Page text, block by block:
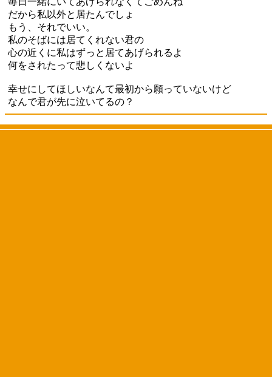
だから私以外と居たんでしょ
もう、それでいい。
私のそばには居てくれない君の
心の近くに私はずっと居てあげられるよ
何をされたって悲しくないよ
幸せにしてほしいなんて最初から願っていないけど
なんで君が先に泣いてるの？